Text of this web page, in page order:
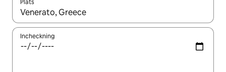
Plats
När resultaten är tillgängliga kan du navigera med upp- och
Incheckning